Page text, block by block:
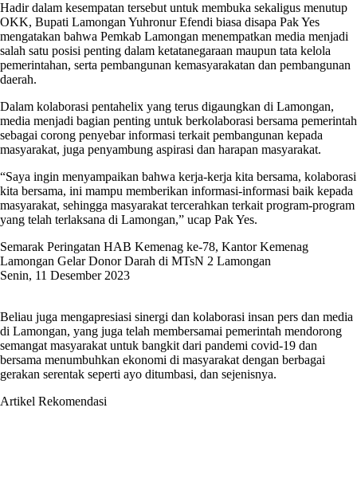
Hadir dalam kesempatan tersebut untuk membuka sekaligus menutup
OKK, Bupati Lamongan Yuhronur Efendi biasa disapa Pak Yes
mengatakan bahwa Pemkab Lamongan menempatkan media menjadi
salah satu posisi penting dalam ketatanegaraan maupun tata kelola
pemerintahan, serta pembangunan kemasyarakatan dan pembangunan
daerah.
Dalam kolaborasi pentahelix yang terus digaungkan di Lamongan,
media menjadi bagian penting untuk berkolaborasi bersama pemerintah
sebagai corong penyebar informasi terkait pembangunan kepada
masyarakat, juga penyambung aspirasi dan harapan masyarakat.
“Saya ingin menyampaikan bahwa kerja-kerja kita bersama, kolaborasi
kita bersama, ini mampu memberikan informasi-informasi baik kepada
masyarakat, sehingga masyarakat tercerahkan terkait program-program
yang telah terlaksana di Lamongan,” ucap Pak Yes.
Semarak Peringatan HAB Kemenag ke-78, Kantor Kemenag
Lamongan Gelar Donor Darah di MTsN 2 Lamongan
Senin, 11 Desember 2023
Beliau juga mengapresiasi sinergi dan kolaborasi insan pers dan media
di Lamongan, yang juga telah membersamai pemerintah mendorong
semangat masyarakat untuk bangkit dari pandemi covid-19 dan
bersama menumbuhkan ekonomi di masyarakat dengan berbagai
gerakan serentak seperti ayo ditumbasi, dan sejenisnya.
Artikel Rekomendasi